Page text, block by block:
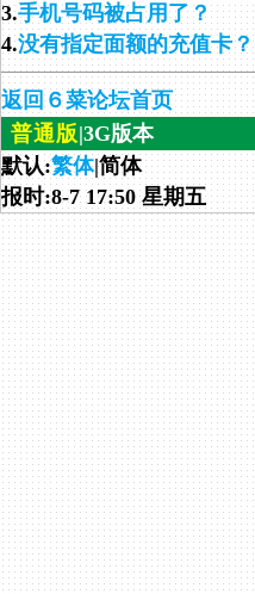
3.手机号码被占用了？
4.没有指定面额的充值卡？
返回６菜论坛首页
普通版|3G版本
默认:繁体|简体
报时:8-7 17:50 星期五